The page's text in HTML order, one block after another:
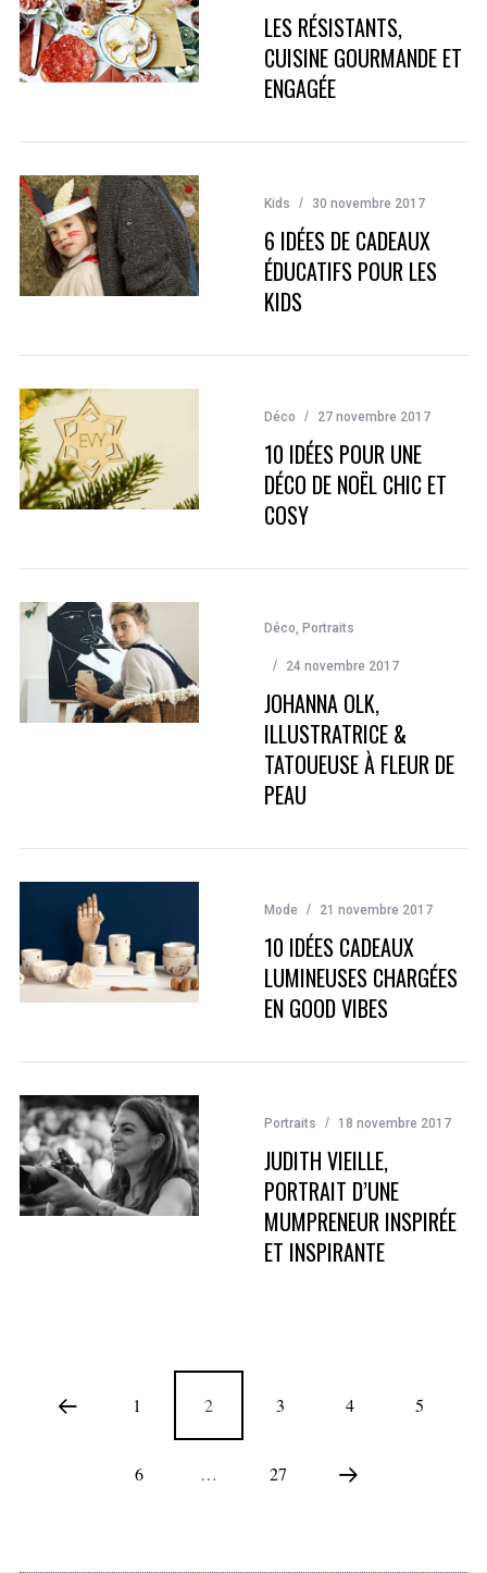
LES RÉSISTANTS,
CUISINE GOURMANDE ET
ENGAGÉE
Kids 30 novembre 2017
6 IDÉES DE CADEAUX
ÉDUCATIFS POUR LES
KIDS
Déco 27 novembre 2017
10 IDÉES POUR UNE
DÉCO DE NOËL CHIC ET
COSY
Déco, Portraits
24 novembre 2017
JOHANNA OLK,
ILLUSTRATRICE &
TATOUEUSE À FLEUR DE
PEAU
Mode 21 novembre 2017
10 IDÉES CADEAUX
LUMINEUSES CHARGÉES
EN GOOD VIBES
Portraits 18 novembre 2017
JUDITH VIEILLE,
PORTRAIT D’UNE
MUMPRENEUR INSPIRÉE
ET INSPIRANTE
1 2 3 4 5
6 … 27